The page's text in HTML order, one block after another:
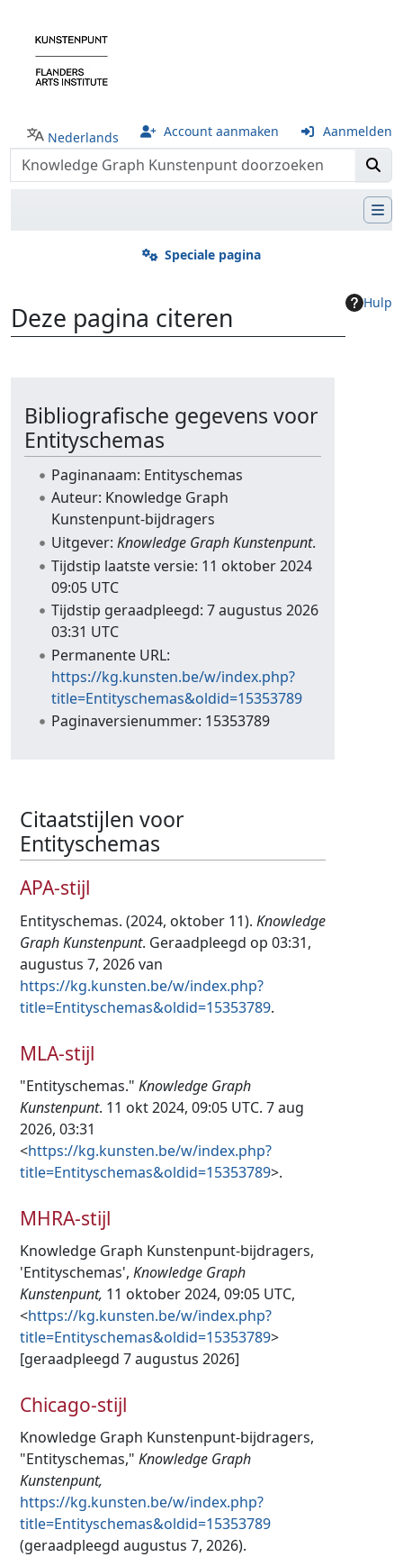
Nederlands Account aanmaken Aanmelden
Speciale pagina
Hulp
Deze pagina citeren
Bibliografische gegevens voor
Entityschemas
Paginanaam: Entityschemas
Auteur: Knowledge Graph
Kunstenpunt-bijdragers
Uitgever:Knowledge Graph Kunstenpunt.
Tijdstip laatste versie: 11 oktober 2024
09:05 UTC
Tijdstip geraadpleegd: 7 augustus 2026
03:31 UTC
Permanente URL:
https://kg.kunsten.be/w/index.php?
title=Entityschemas&oldid=15353789
Paginaversienummer: 15353789
Citaatstijlen voor
Entityschemas
APA-stijl
Entityschemas. (2024, oktober 11). Knowledge
Graph Kunstenpunt. Geraadpleegd op 03:31,
augustus 7, 2026 van
https://kg.kunsten.be/w/index.php?
title=Entityschemas&oldid=15353789.
MLA-stijl
"Entityschemas." Knowledge Graph
Kunstenpunt. 11 okt 2024, 09:05 UTC. 7 aug
2026, 03:31
<https://kg.kunsten.be/w/index.php?
title=Entityschemas&oldid=15353789>.
MHRA-stijl
Knowledge Graph Kunstenpunt-bijdragers,
'Entityschemas', Knowledge Graph
Kunstenpunt, 11 oktober 2024, 09:05 UTC,
<https://kg.kunsten.be/w/index.php?
title=Entityschemas&oldid=15353789>
[geraadpleegd 7 augustus 2026]
Chicago-stijl
Knowledge Graph Kunstenpunt-bijdragers,
"Entityschemas," Knowledge Graph
Kunstenpunt,
https://kg.kunsten.be/w/index.php?
title=Entityschemas&oldid=15353789
(geraadpleegd augustus 7, 2026).